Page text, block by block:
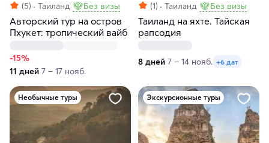
(5) Таиланд Без визы
Авторский тур на остров
Пхукет: тропический вайб
-15%
11 дней 7 – 17 нояб.
(1) Таиланд Без визы
Таиланд на яхте. Тайская
рапсодия
8 дней 7 – 14 нояб. +6 дат
Необычные туры Экскурсионные туры